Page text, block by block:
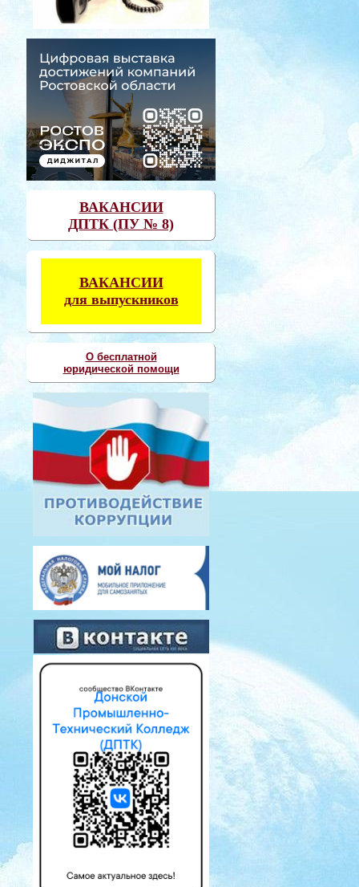
ВАКАНСИИ
ДПТК (ПУ № 8)
ВАКАНСИИ
для выпускников
О бесплатной
юридической помощи